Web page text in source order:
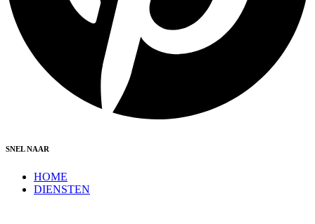
SNEL NAAR
HOME
DIENSTEN